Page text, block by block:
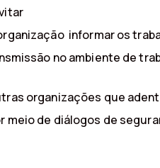
informar os
no ambiente de
organizações que
de diálogos de